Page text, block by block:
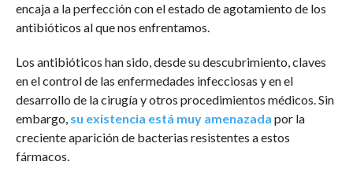
encaja a la perfección con el estado de agotamiento de los
antibióticos al que nos enfrentamos.
Los antibióticos han sido, desde su descubrimiento, claves
en el control de las enfermedades infecciosas y en el
desarrollo de la cirugía y otros procedimientos médicos. Sin
embargo, su existencia está muy amenazada por la
creciente aparición de bacterias resistentes a estos
fármacos.